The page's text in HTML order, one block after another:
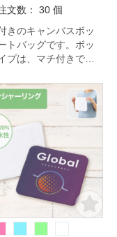
文数： 30 個
きのキャンバスボッ
トバッグです。ボッ
プは、マチ付きで荷